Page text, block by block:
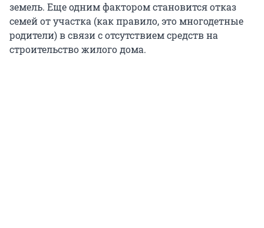
земель. Еще одним фактором становится отказ
семей от участка (как правило, это многодетные
родители) в связи с отсутствием средств на
строительство жилого дома.